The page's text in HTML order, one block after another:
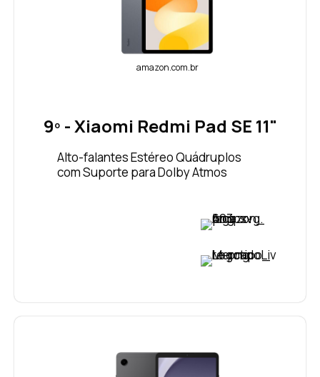
amazon.com.br
9º - Xiaomi Redmi Pad SE 11"
Alto-falantes Estéreo Quádruplos
com Suporte para Dolby Atmos